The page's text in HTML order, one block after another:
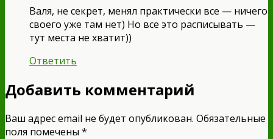
Валя, не секрет, менял практически все — ничего
своего уже там нет) Но все это расписывать —
тут места не хватит))
Ответить
Добавить комментарий
Ваш адрес email не будет опубликован. Обязательные
поля помечены *